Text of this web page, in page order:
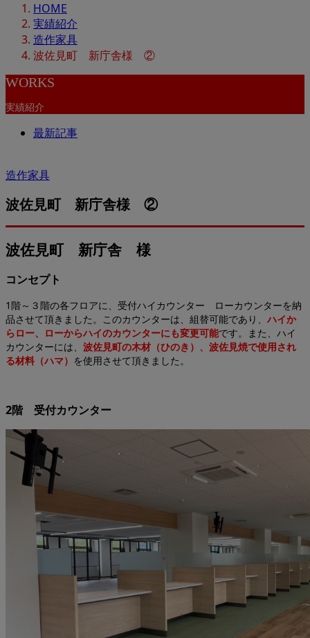
HOME
実績紹介
造作家具
波佐見町 新庁舎様 ②
WORKS
実績紹介
最新記事
造作家具
波佐見町 新庁舎様 ②
波佐見町 新庁舎 様
コンセプト
1階～３階の各フロアに、受付ハイカウンター ローカウンターを納
品させて頂きました。このカウンターは、組替可能であり、 ハイか
らロー、ローからハイのカウンターにも変更可能です。また、ハイ
カウンターには、 波佐見町の木材（ひのき）、波佐見焼で使用され
る材料（ハマ） を使用させて頂きました。
2階 受付カウンター